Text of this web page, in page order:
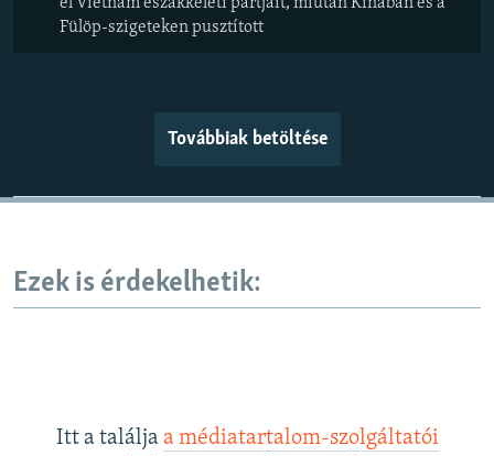
Fülöp-szigeteken pusztított
Továbbiak betöltése
Ezek is érdekelhetik:
Itt a találja a médiatartalom-szolgáltatói